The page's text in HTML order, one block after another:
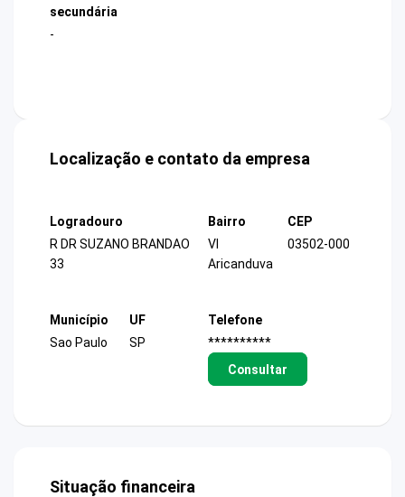
secundária
-
Localização e contato da empresa
Logradouro
R DR SUZANO BRANDAO
33
Bairro
Vl
Aricanduva
CEP
03502-000
Município
Sao Paulo
UF
SP
Telefone
**********
Consultar
Situação financeira